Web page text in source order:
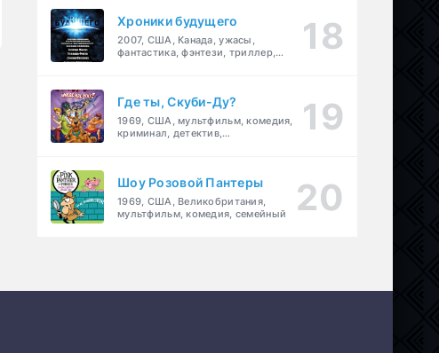
Хроники будущего
2007, США, Канада, ужасы,
фантастика, фэнтези, триллер,
Где ты, Скуби-Ду?
1969, США, мультфильм, комедия,
криминал, детектив,
Шоу Розовой Пантеры
1969, США, Великобритания,
мультфильм, комедия, семейный